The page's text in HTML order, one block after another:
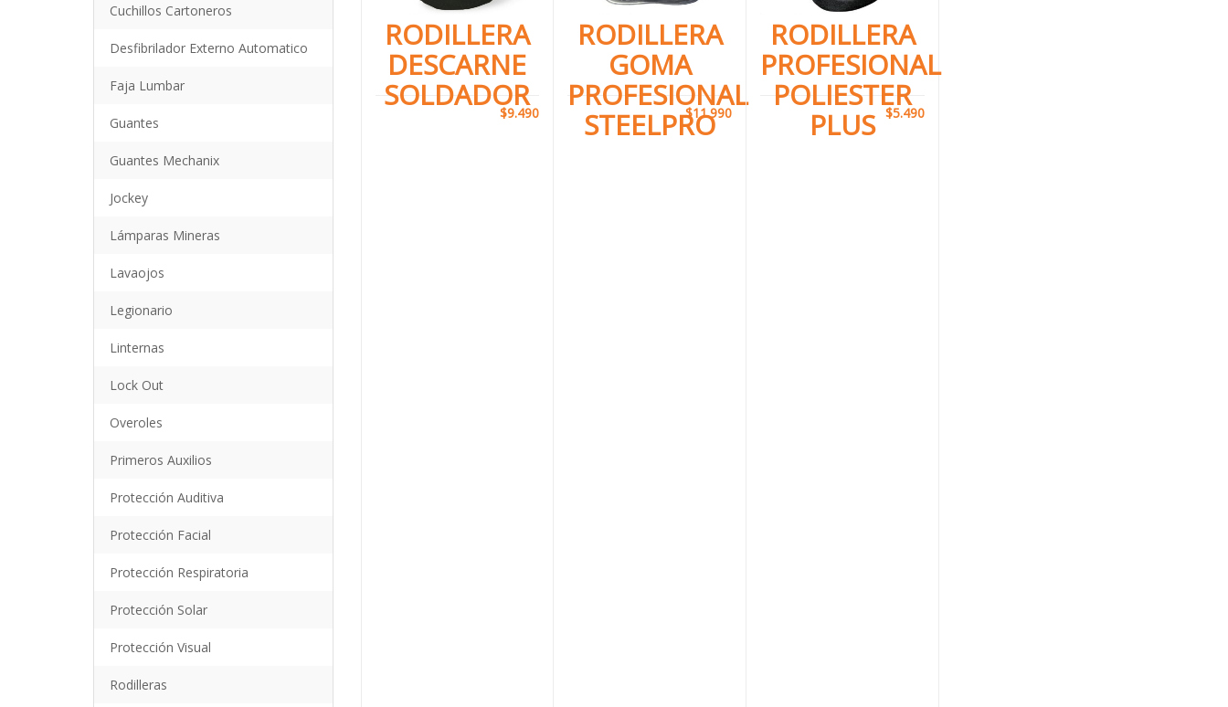
RODILLERA
DESCARNE
SOLDADOR
$9.490
RODILLERA
GOMA
PROFESIONAL
STEELPRO
$11.990
RODILLERA
PROFESIONAL
POLIESTER
PLUS $5.490
Cuchillos Cartoneros
Desfibrilador Externo Automatico
Faja Lumbar
Guantes
Guantes Mechanix
Jockey
Lámparas Mineras
Lavaojos
Legionario
Linternas
Lock Out
Overoles
Primeros Auxilios
Protección Auditiva
Protección Facial
Protección Respiratoria
Protección Solar
Protección Visual
Rodilleras